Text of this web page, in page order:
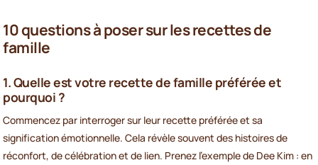
10 questions à poser sur les recettes de
famille
1. Quelle est votre recette de famille préférée et
pourquoi ?
Commencez par interroger sur leur recette préférée et sa
signification émotionnelle. Cela révèle souvent des histoires de
réconfort, de célébration et de lien. Prenez l'exemple de Dee Kim : en